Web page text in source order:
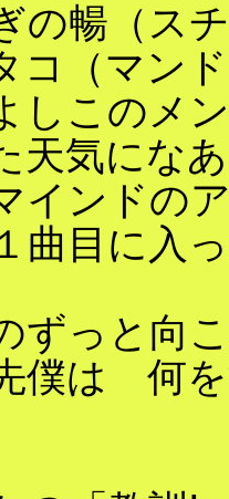
の暢（ス
コ（マン
しこのメ
天気にな
インドの
曲目に入
ずっと
僕は 何